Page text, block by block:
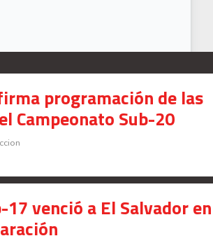
programación de las
Campeonato Sub-20
17 venció a El Salvador en